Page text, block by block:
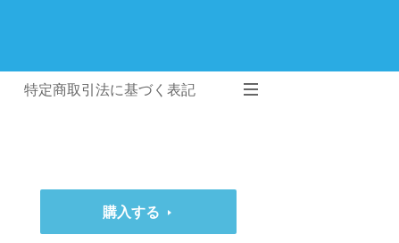
特定商取引法に基づく表記
購入する